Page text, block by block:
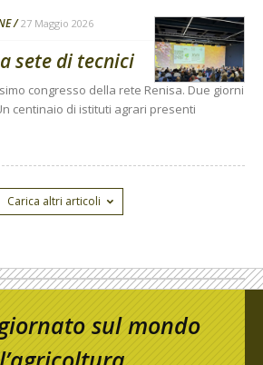
27 Maggio 2026
sete di tecnici
congresso della rete Renisa. Due giorni
centinaio di istituti agrari presenti
Carica altri articoli
sul mondo